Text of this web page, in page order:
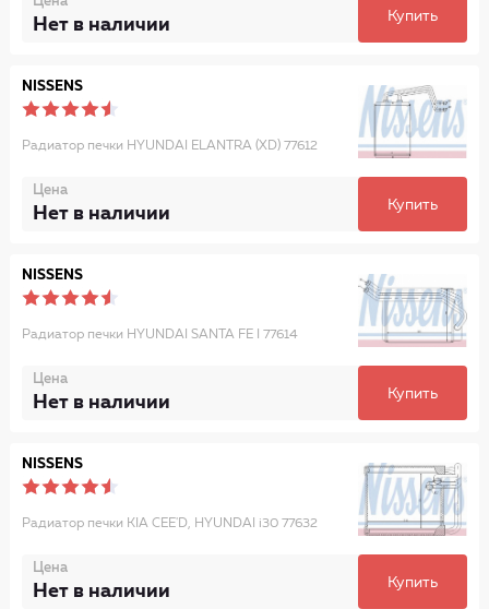
Нет в наличии Купить
NISSENS
Радиатор печки HYUNDAI ELANTRA (XD) 77612
Цена
Нет в наличии Купить
NISSENS
Радиатор печки HYUNDAI SANTA FE I 77614
Цена
Нет в наличии Купить
NISSENS
Радиатор печки KIA CEE'D, HYUNDAI i30 77632
Цена
Нет в наличии Купить